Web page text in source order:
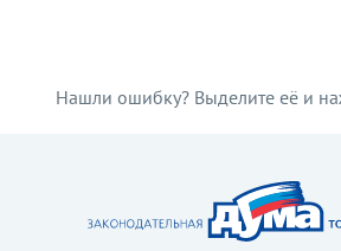
Нашли ошибку? Выделите её и